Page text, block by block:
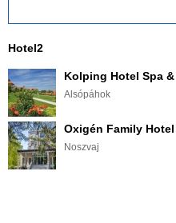
Hotel2
Kolping Hotel Spa
Alsópáhok
Oxigén Family Hotel
Noszvaj